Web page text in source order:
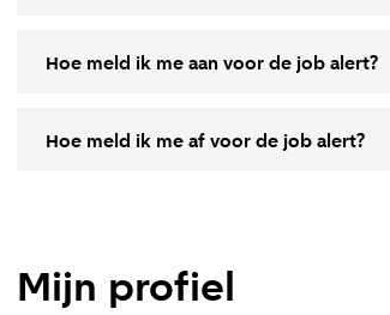
Hoe meld ik me aan voor de job alert?
Hoe meld ik me af voor de job alert?
Mijn profiel